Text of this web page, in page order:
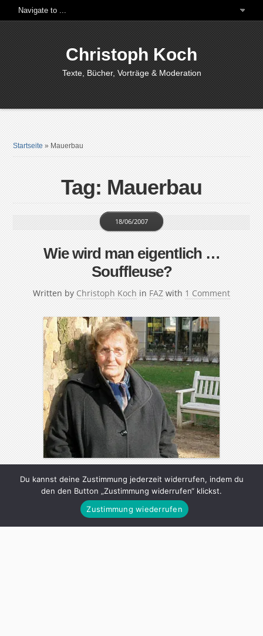
Christoph Koch
Texte, Bücher, Vorträge & Moderation
Startseite » Mauerbau
Tag: Mauerbau
Wie wird man eigentlich …
Souffleuse?
Written by Christoph Koch
18/06/2007
in FAZ with 1 Comment
Über 60 Jahre hat Elisabeth Müller inzwischen am
Theater verbracht – davon die meiste Zeit als Souffleuse
am Berliner Maxim-Gorki-Theater. Auch wenn die 75-
Jährige inzwischen nur noch einige Vorstellungen pro
Du kannst deine Zustimmung jederzeit widerrufen, indem du
den den Button „Zustimmung widerrufen“ klickst.
Zustimmung wiederrufen